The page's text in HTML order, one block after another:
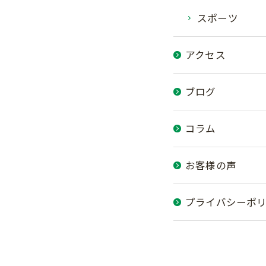
スポーツ
アクセス
ブログ
コラム
お客様の声
プライバシーポ